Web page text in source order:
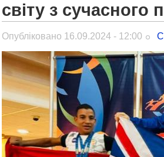
світу з сучасного
Опубліковано 16.09.2024 - 12:00